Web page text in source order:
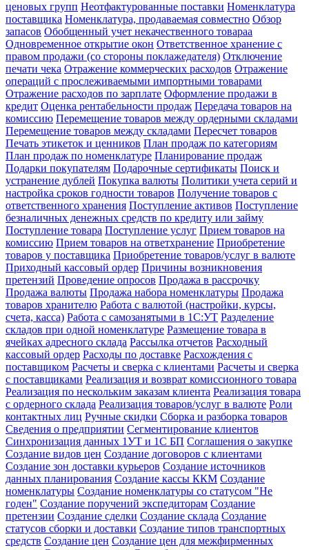
ценовых групп Неотфактурованные поставки Номенклатура
поставщика Номенклатура, продаваемая совместно Обзор
запасов Обобщенный учет некачественного товараа
Одновременное открытие окон Ответственное хранение с
правом продажи (со стороны поклажедателя) Отключение
печати чека Отражение коммерческих расходов Отражение
операций с прослеживаемыми импортными товарами
Отражение расходов по зарплате Оформление продажи в
кредит Оценка рентабельности продаж Передача товаров на
комиссию Перемещение товаров между ордерными складами
Перемещение товаров между складами Пересчет товаров
Печать этикеток и ценников План продаж по категориям
План продаж по номенклатуре Планирование продаж
Подарки покупателям Подарочные сертификаты Поиск и
устранение дублей Покупка валюты Политики учета серий и
настройка сроков годности товаров Получение товаров с
ответственного хранения Поступление активов Поступление
безналичных денежных средств по кредиту или займу
Поступление товара Поступление услуг Прием товаров на
комиссию Прием товаров на ответхранение Приобретение
товаров у поставщика Приобретение товаров/услуг в валюте
Приходный кассовый ордер Причины возникновения
претензий Проведение опросов Продажа в рассрочку
Продажа валюты Продажа набора номенклатуры Продажа
товаров хранителю Работа с валютой (настройки, курсы,
счета, касса) Работа с самозанятыми в 1С:УТ Разделение
складов при одной номенклатуре Размещение товара в
ячейках адресного склада Рассылка отчетов Расходный
кассовый ордер Расходы по доставке Расхождения с
поставщиком Расчеты и сверка с клиентами Расчеты и сверка
с поставщиками Реализация и возврат комиссионного товара
Реализация по нескольким заказам клиента Реализация товара
с ордерного склада Реализация товаров/услуг в валюте Роли
контактных лиц Ручные скидки Сборка и разборка товаров
Сведения о предприятии Сегментирование клиентов
Синхронизация данных 1УТ и 1С БП Соглашения о закупке
Создание видов цен Создание договоров с клиентами
Создание зон доставки курьеров Создание источников
данных планирования Создание кассы ККМ Создание
номенклатуры Создание номенклатуры со статусом "Не
годен" Создание поручений экспедиторам Создание
претензии Создание сделки Создание склада Создание
статусов сборки и доставки Создание типов транспортных
средств Создание цен Создание цен для межфирменных